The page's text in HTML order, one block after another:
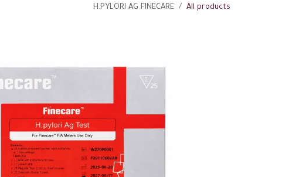
All products
H.PYLORI AG FINECARE